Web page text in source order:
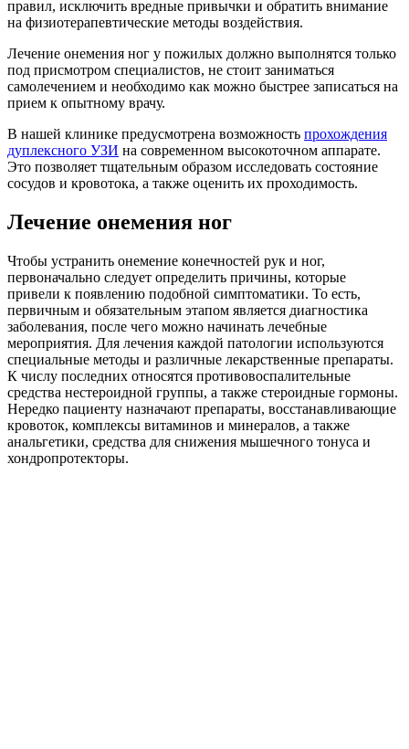
правил, исключить вредные привычки и обратить внимание
на физиотерапевтические методы воздействия.
Лечение онемения ног у пожилых должно выполнятся только
под присмотром специалистов, не стоит заниматься
самолечением и необходимо как можно быстрее записаться на
прием к опытному врачу.
В нашей клинике предусмотрена возможность прохождения
дуплексного УЗИ на современном высокоточном аппарате.
Это позволяет тщательным образом исследовать состояние
сосудов и кровотока, а также оценить их проходимость.
Лечение онемения ног
Чтобы устранить онемение конечностей рук и ног,
первоначально следует определить причины, которые
привели к появлению подобной симптоматики. То есть,
первичным и обязательным этапом является диагностика
заболевания, после чего можно начинать лечебные
мероприятия. Для лечения каждой патологии используются
специальные методы и различные лекарственные препараты.
К числу последних относятся противовоспалительные
средства нестероидной группы, а также стероидные гормоны.
Нередко пациенту назначают препараты, восстанавливающие
кровоток, комплексы витаминов и минералов, а также
анальгетики, средства для снижения мышечного тонуса и
хондропротекторы.